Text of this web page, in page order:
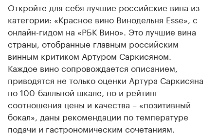
Откройте для себя лучшие российские вина из
категории: «Красное вино Винодельня Esse», с
онлайн-гидом на «РБК Вино». Это лучшие вина
страны, отобранные главным российским
винным критиком Артуром Саркисяном.
Каждое вино сопровождается описанием,
приводятся не только оценки Артура Саркисяна
по 100-балльной шкале, но и рейтинг
соотношения цены и качества – «позитивный
бокал», даны рекомендации по температуре
подачи и гастрономическим сочетаниям.